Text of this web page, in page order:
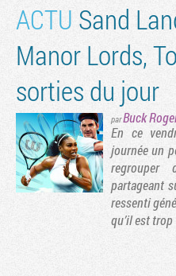
ACTU Sand
Manor Lords,
sorties du jour
parBuck
En ce
journée un
regrouper
partageant
ressenti
qu’il est